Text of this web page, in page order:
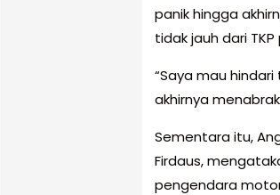
panik hingga
tidak jauh dari
“Saya mau
akhirnya
Sementara itu,
Firdaus,
pengendara